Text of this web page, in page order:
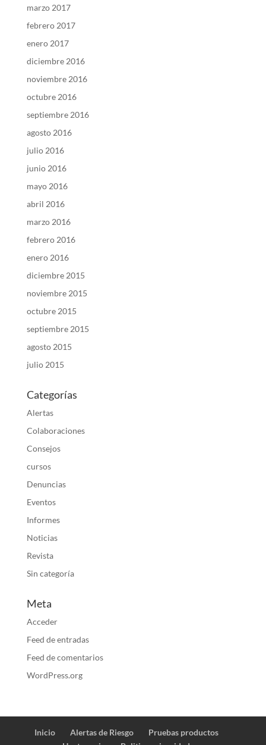
marzo 2017
febrero 2017
enero 2017
diciembre 2016
noviembre 2016
octubre 2016
septiembre 2016
agosto 2016
julio 2016
junio 2016
mayo 2016
abril 2016
marzo 2016
febrero 2016
enero 2016
diciembre 2015
noviembre 2015
octubre 2015
septiembre 2015
agosto 2015
julio 2015
Categorías
Alertas
Colaboraciones
Consejos
cursos
Denuncias
Eventos
Informes
Noticias
Revista
Sin categoría
Meta
Acceder
Feed de entradas
Feed de comentarios
WordPress.org
Inicio Alertas de Riesgo
Pruebas productos